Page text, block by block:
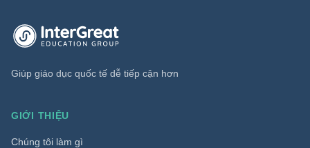
Trang chủ InterGreat Education Group
Giúp giáo dục quốc tế dễ tiếp cận hơn
GIỚI THIỆU
Chúng tôi làm gì